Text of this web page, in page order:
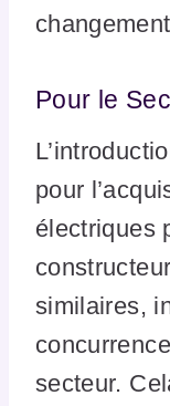
Pour le
pour
électriques
similaires,
secteur.